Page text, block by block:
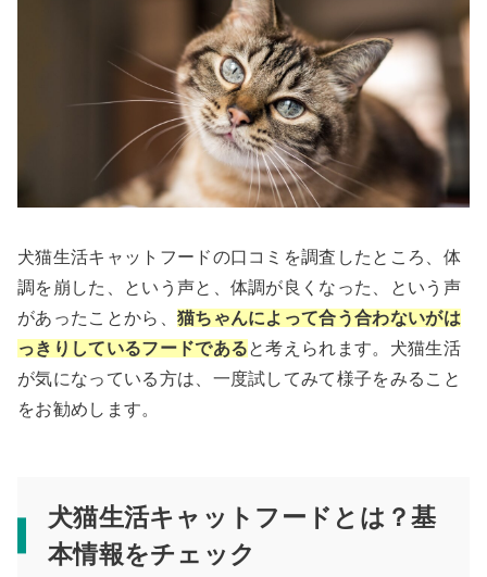
犬猫生活キャットフードの口コミを調査したところ、体
調を崩した、という声と、体調が良くなった、という声
があったことから、 猫ちゃんによって合う合わないがは
っきりしているフードであると考えられます。犬猫生活
が気になっている方は、一度試してみて様子をみること
をお勧めします。
犬猫生活キャットフードとは？基
本情報をチェック